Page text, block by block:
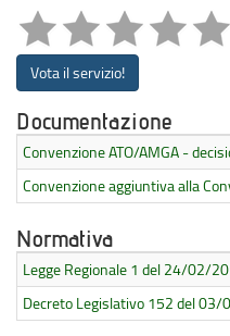
Vota il servizio!
Documentazione
Convenzione ATO/AMGA -
Convenzione aggiuntiva alla
Normativa
Legge Regionale 1 del 24/02/
Decreto Legislativo 152 del